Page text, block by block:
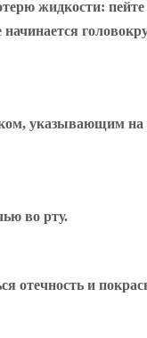
жидкости:
указывающим на
во рту.
отечность и